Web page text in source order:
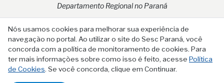
Nós usamos cookies para melhorar sua experiência de
navegação no portal. Ao utilizar o site do Sesc Paraná, você
concorda com a política de monitoramento de cookies. Para
ter mais informações sobre como isso é feito, acesse Política
de Cookies. Se você concorda, clique em Continuar.
Departamento Regional no Paraná
Rua Visconde do Rio Branco, 931 - CEP 80.410-001 - Curitiba -
PR